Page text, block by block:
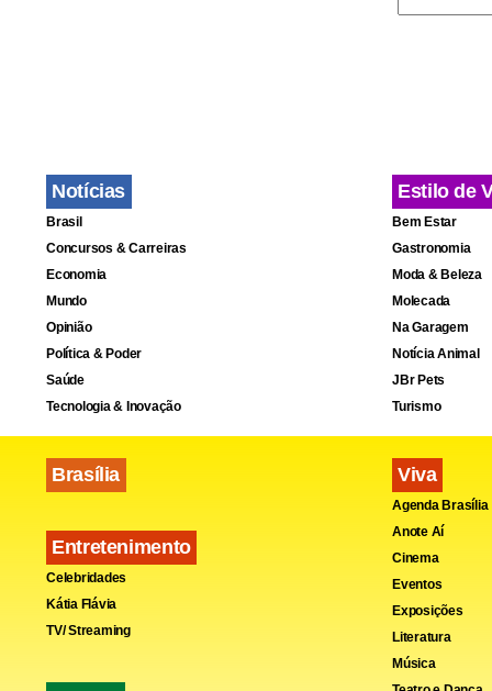
Notícias
Brasil
Concursos & Carreiras
Economia
Mundo
Opinião
Política & Poder
Saúde
Tecnologia & Inovação
Brasília
Entretenimento
Celebridades
Kátia Flávia
TV/ Streaming
Estilo de
Bem Estar
Gastronomia
Moda & Beleza
Molecada
Na Garagem
Notícia Animal
JBr Pets
Turismo
Viva
Agenda Brasília
Anote Aí
Cinema
Eventos
Exposições
Literatura
Música